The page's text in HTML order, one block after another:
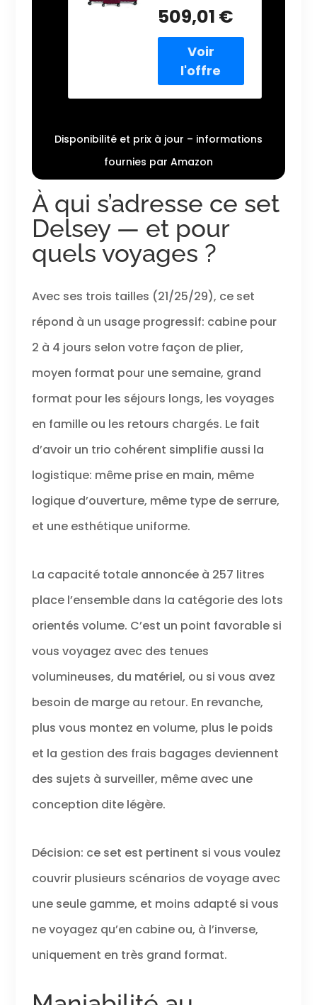
Cerise Noire,
3-Piece Set
(21/25/29),
Valise Rigide
Extensible en
Titane avec
roulettes
chocs, solide et
doubles roues
pivotantes
décentrées
compartiment
séparateur
doublé et
sangles
d'arrimage
s'élargit,
maximisant
l'espace et la
flexibilité de
poignées de
transport
latérales et
supérieures
douces au
permettent de
soulever l'étui
avec facilité et
confort. La
encastrée
acceptée par la
TSA permet
uniquement aux
d'inspecter votre
endommager la
509,01 €
Disponibilité et prix à jour – informations
fournies par Amazon
À qui s’adresse ce set
Delsey — et pour
quels voyages ?
Avec ses trois tailles (21/25/29), ce set
répond à un usage progressif: cabine pour
2 à 4 jours selon votre façon de plier,
moyen format pour une semaine, grand
format pour les séjours longs, les voyages
en famille ou les retours chargés. Le fait
d’avoir un trio cohérent simplifie aussi la
logistique: même prise en main, même
logique d’ouverture, même type de serrure,
et une esthétique uniforme.
La capacité totale annoncée à 257 litres
place l’ensemble dans la catégorie des lots
orientés volume. C’est un point favorable si
vous voyagez avec des tenues
volumineuses, du matériel, ou si vous avez
besoin de marge au retour. En revanche,
plus vous montez en volume, plus le poids
et la gestion des frais bagages deviennent
des sujets à surveiller, même avec une
conception dite légère.
Décision: ce set est pertinent si vous voulez
couvrir plusieurs scénarios de voyage avec
une seule gamme, et moins adapté si vous
ne voyagez qu’en cabine ou, à l’inverse,
uniquement en très grand format.